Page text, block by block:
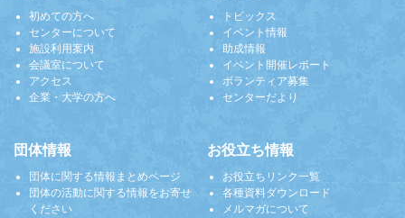
初めての方へ
センターについて
施設利用案内
会議室について
アクセス
企業・大学の方へ
トピックス
イベント情報
助成情報
イベント開催レポート
ボランティア募集
センターだより
団体情報
団体に関する情報まとめページ
団体の活動に関する情報をお寄せ
ください
お役立ち情報
お役立ちリンク一覧
各種資料ダウンロード
メルマガについて